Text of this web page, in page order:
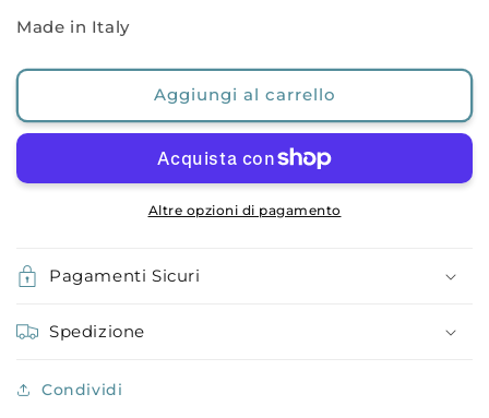
Made in Italy
Aggiungi al carrello
Altre opzioni di pagamento
Pagamenti Sicuri
Spedizione
Condividi